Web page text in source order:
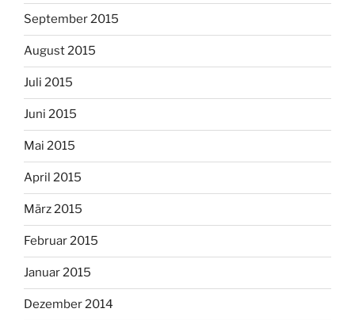
September 2015
August 2015
Juli 2015
Juni 2015
Mai 2015
April 2015
März 2015
Februar 2015
Januar 2015
Dezember 2014